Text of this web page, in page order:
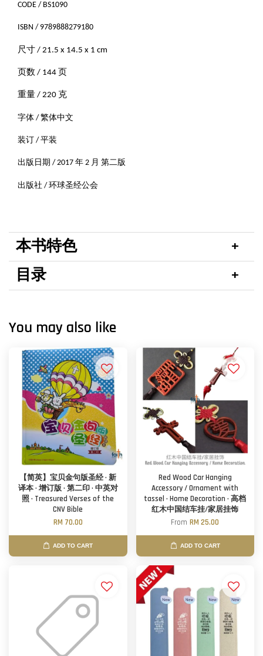
CODE / BS1090
ISBN / 9789888279180
尺寸 / 21.5 x 14.5 x 1 cm
页数 / 144 页
重量 / 220 克
字体 / 繁体中文
装订 / 平装
出版日期 / 2017 年 2 月 第二版
出版社 / 环球圣经公会
本书特色
目录
You may also like
【简英】宝贝金句版圣经 · 新
译本 · 增订版 · 第二印 · 中英对
照 · Treasured Verses of the
CNV Bible
RM 70.00
ADD TO CART
Red Wood Car Hanging
Accessory / Ornament with
tassel · Home Decoration · 高档
红木中国结车挂/家居挂饰
FromRM 25.00
ADD TO CART